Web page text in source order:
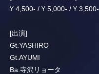
¥ 4,500- / ¥ 5,000- / ¥ 3,500-
[出演]
Gt.YASHIRO
Gt.AYUMI
Ba.寺沢リョータ